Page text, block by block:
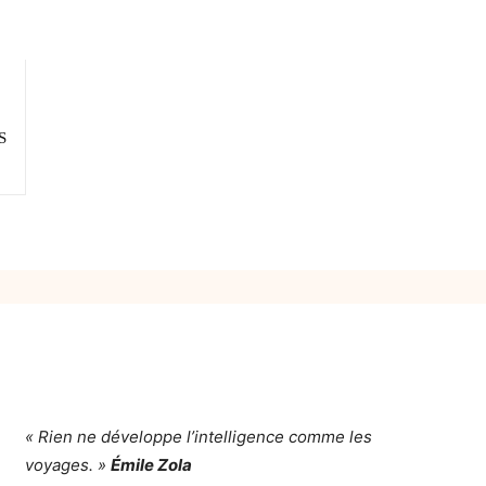
« Rien ne développe l’intelligence comme les
voyages. »Émile Zola